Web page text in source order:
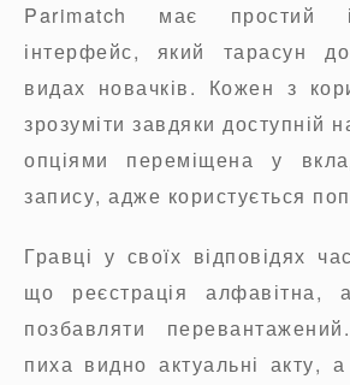
Parimatch має простий
інтерфейс, який тарасун
видах новачків. Кожен з
зрозуміти завдяки доступній
опціями переміщена у
запису, адже користується
Гравці у своїх відповідях
що реєстрація алфавітна,
позбавляти
пиха видно актуальні акту,